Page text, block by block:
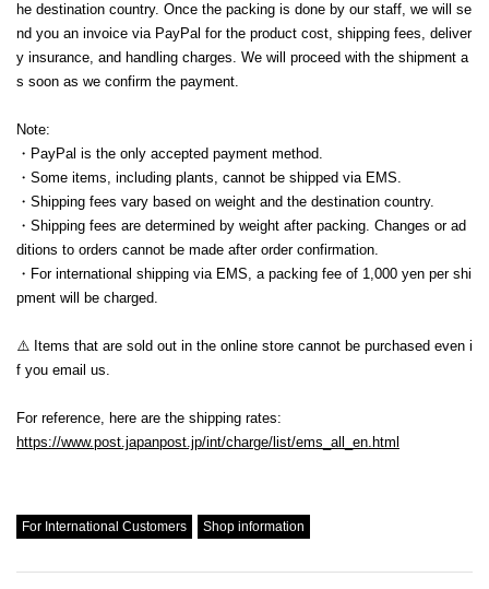
he destination country. Once the packing is done by our staff, we will se
nd you an invoice via PayPal for the product cost, shipping fees, deliver
y insurance, and handling charges. We will proceed with the shipment a
s soon as we confirm the payment.
Note:
・PayPal is the only accepted payment method.
・Some items, including plants, cannot be shipped via EMS.
・Shipping fees vary based on weight and the destination country.
・Shipping fees are determined by weight after packing. Changes or ad
ditions to orders cannot be made after order confirmation.
・For international shipping via EMS, a packing fee of 1,000 yen per shi
pment will be charged.
⚠️ Items that are sold out in the online store cannot be purchased even i
f you email us.
For reference, here are the shipping rates:
https://www.post.japanpost.jp/int/charge/list/ems_all_en.html
For International Customers Shop information